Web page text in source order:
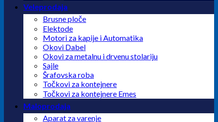
Veleprodaja
Brusne ploče
Elektode
Motori za kapije i Automatika
Okovi Dabel
Okovi za metalnu i drvenu stolariju
Sajle
Šrafovska roba
Točkovi za kontejnere
Točkovi za kontejnere Emes
Maloprodaja
Aparat za varenje